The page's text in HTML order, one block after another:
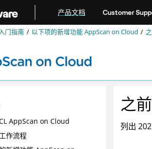
产品文档 Customer
门指南 以下项的新增功能 AppScan on Cloud
AppScan on Cloud
作流程
之
列出